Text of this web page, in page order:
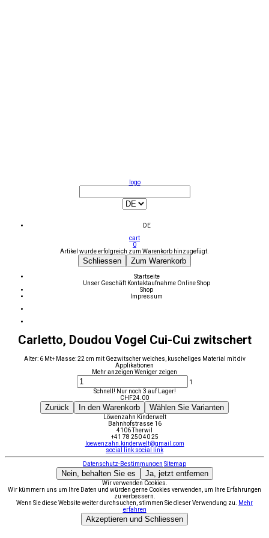
logo
DE
cart
0
Artikel wurde erfolgreich zum Warenkorb hinzugefügt.
Schliessen Zum Warenkorb
Startseite
Unser Geschäft Kontaktaufnahme Online Shop
Shop
Impressum
Carletto, Doudou Vogel Cui-Cui zwitschert
Alter: 6 Mt+ Masse: 22 cm mit Gezwitscher weiches, kuscheliges Material mit div
Applikationen
Mehr anzeigen Weniger zeigen
1
Schnell! Nur noch 3 auf Lager!
CHF24.00
Zurück In den Warenkorb Wählen Sie Varianten
Löwenzahn Kinderwelt
Bahnhofstrasse 16
4106 Therwil
+41 78 250 40 25
loewenzahn.kinderwelt@gmail.com
social link social link
Datenschutz-Bestimmungen Sitemap
Nein, behalten Sie es Ja, jetzt entfernen
Wir verwenden Cookies.
Wir kümmern uns um Ihre Daten und würden gerne Cookies verwenden, um Ihre Erfahrungen
zu verbessern.
Wenn Sie diese Website weiter durchsuchen, stimmen Sie dieser Verwendung zu.
Mehr
erfahren
Akzeptieren und Schliessen